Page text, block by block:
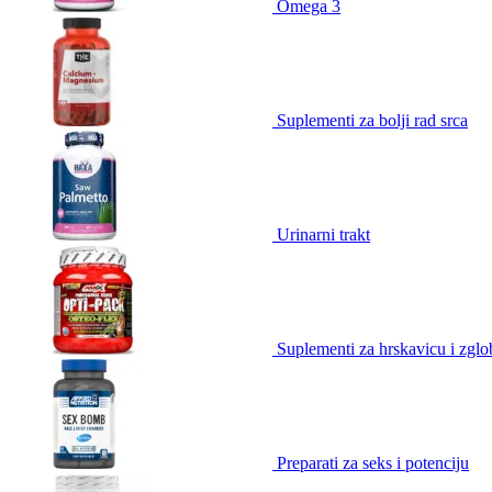
Omega 3
Suplementi za bolji rad srca
Urinarni trakt
Suplementi za hrskavicu i
Preparati za seks i potenciju